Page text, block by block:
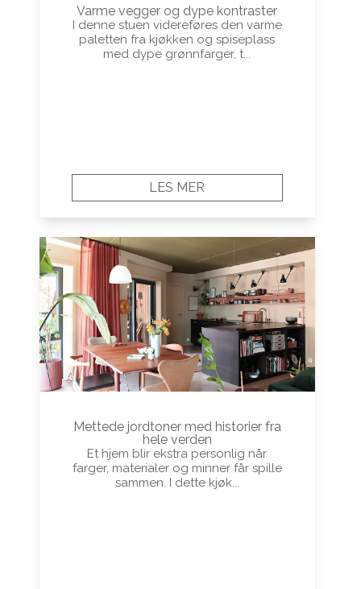
Varme vegger og dype kontraster
I denne stuen videreføres den varme
paletten fra kjøkken og spiseplass
med dype grønnfarger, t...
LES MER
Mettede jordtoner med historier fra
hele verden
Et hjem blir ekstra personlig når
farger, materialer og minner får spille
sammen. I dette kjøk...